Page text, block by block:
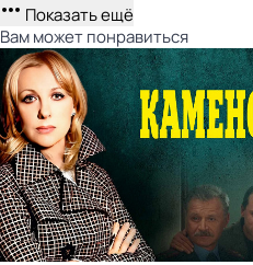
Показать ещё
Вам может понравиться